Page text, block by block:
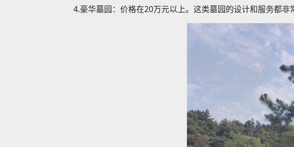
4.豪华墓园：价格在20万元以上。这类墓园的设计和服务都